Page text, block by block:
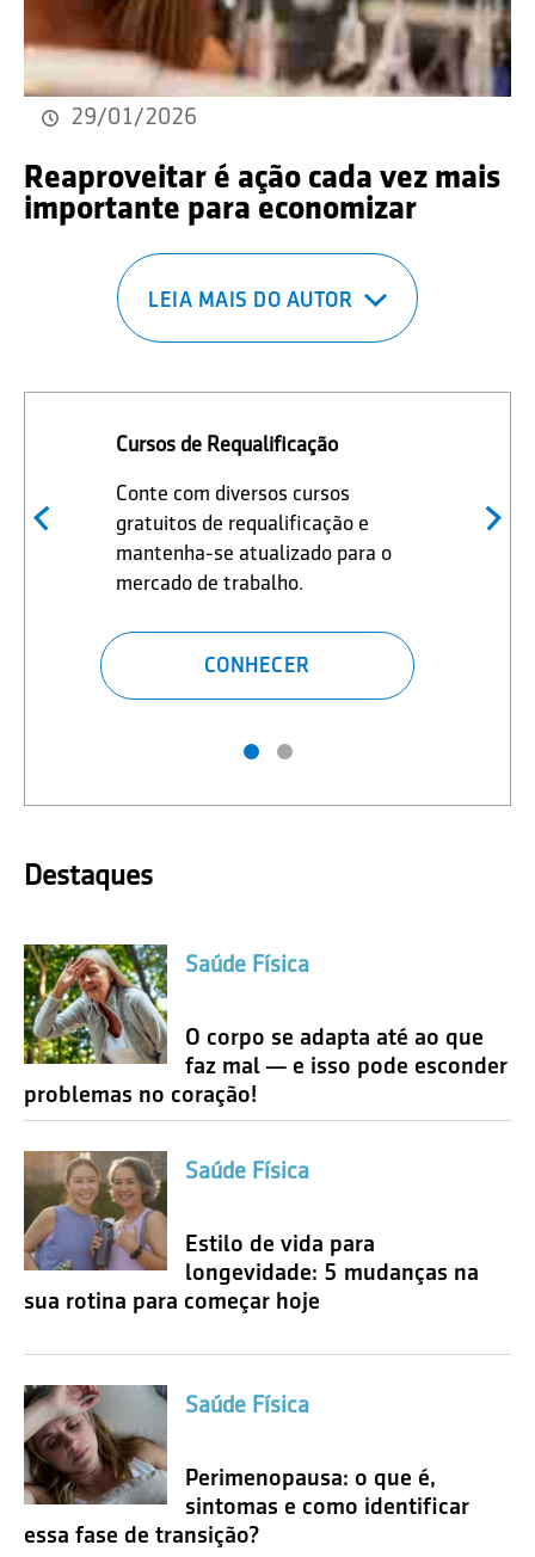
29/01/2026
Reaproveitar é ação cada vez mais
importante para economizar
LEIA MAIS DO AUTOR
Cursos de Requalificação
Conte com diversos cursos
gratuitos de requalificação e
mantenha-se atualizado para o
mercado de trabalho.
CONHECER
Destaques
Saúde Física
O corpo se adapta até ao que
faz mal — e isso pode esconder
problemas no coração!
Saúde Física
Estilo de vida para
longevidade: 5 mudanças na
sua rotina para começar hoje
Saúde Física
Perimenopausa: o que é,
sintomas e como identificar
essa fase de transição?